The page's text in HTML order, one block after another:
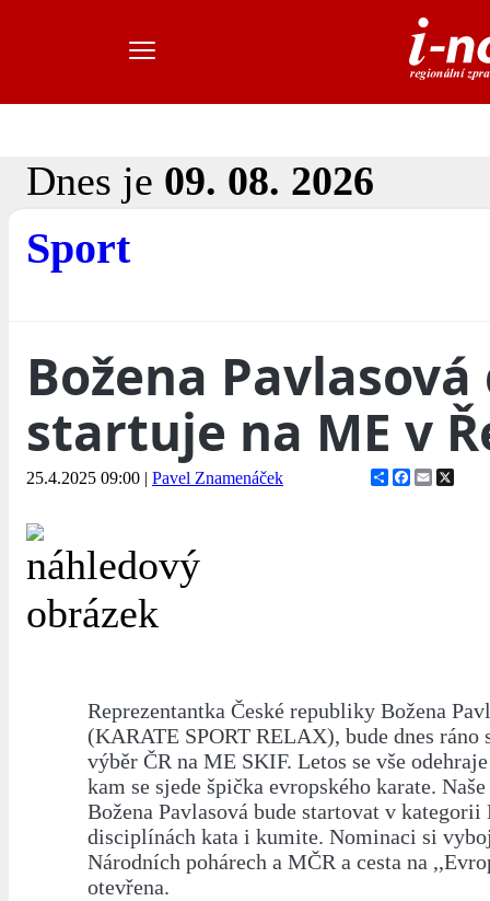
Dnes je 09. 08. 2026
Sport
Božena Pavlasová
startuje na ME v
25.4.2025 09:00 | Pavel Znamenáček ShareFacebook
Email
Reprezentantka České republiky Božena
(KARATE SPORT RELAX), bude dnes ráno
výběr ČR na ME SKIF. Letos se vše
kam se sjede špička evropského karate.
Božena Pavlasová bude startovat v kategorii
disciplínách kata i kumite. Nominaci si
Národních pohárech a MČR a cesta na
otevřena.